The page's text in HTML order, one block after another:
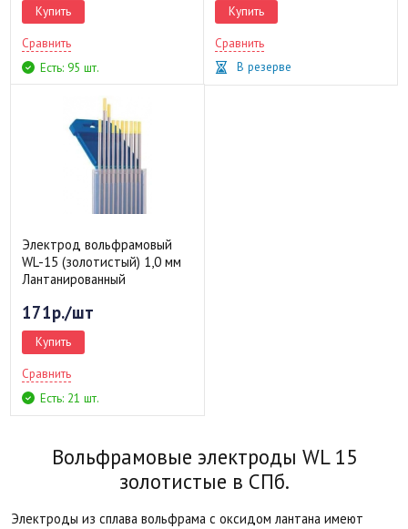
Купить
Сравнить
Есть: 95 шт.
Купить
Сравнить
В резерве
Электрод вольфрамовый
WL-15 (золотистый) 1,0 мм
Лантанированный
171р./шт
Купить
Сравнить
Есть: 21 шт.
Вольфрамовые электроды WL 15
золотистые в СПб.
Электроды из сплава вольфрама с оксидом лантана имеют